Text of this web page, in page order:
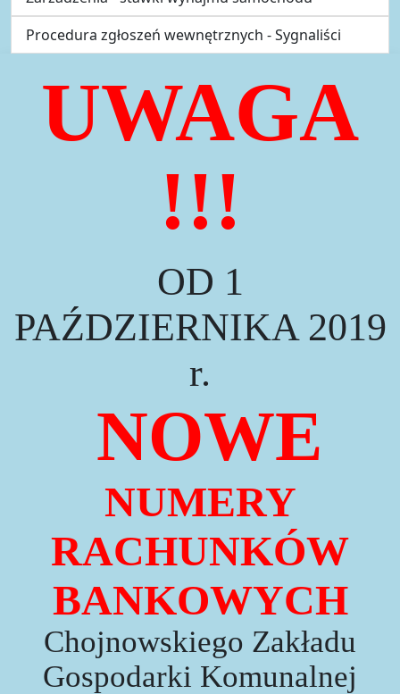
Procedura zgłoszeń wewnętrznych - Sygnaliści
UWAGA
!!!
OD 1
PAŹDZIERNIKA 2019
r.
NOWE
NUMERY
RACHUNKÓW
BANKOWYCH
Chojnowskiego Zakładu
Gospodarki Komunalnej